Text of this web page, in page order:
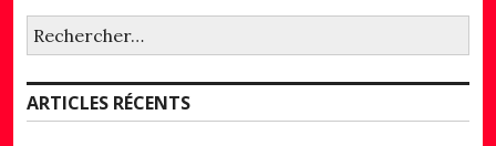
ARTICLES RÉCENTS